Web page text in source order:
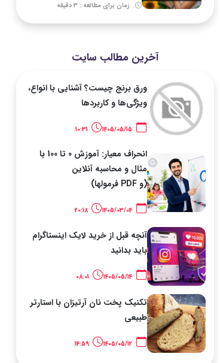
زمان برای مطالعه : 3 دقیقه
آخرین مطالب سایت
ورق برنج چیست؟ آشنایی با انواع،
ویژگی‌ها و کاربردها
10:31
انحراف معیار: آموزش 0 تا 100 با
مثال و محاسبه آنلاین
(و PDF فرمولها)
1405/03/04
20:18
آنچه قبل از خرید لایک اینستاگرام
باید بدانید
1405/05/14
08:01
تکنیک پخت نان آرتیزان با استارتر
طبیعی
14:59